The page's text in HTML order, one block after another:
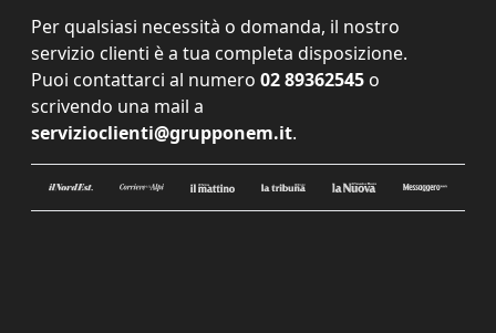
Per qualsiasi necessità o domanda, il nostro
servizio clienti è a tua completa disposizione.
Puoi contattarci al numero 02 89362545 o
scrivendo una mail a
servizioclienti@grupponem.it.